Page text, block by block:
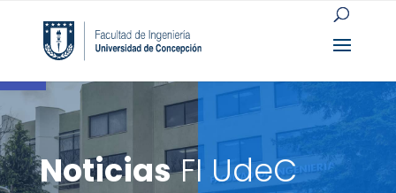
Open toolbar
NoticiasFI UdeC